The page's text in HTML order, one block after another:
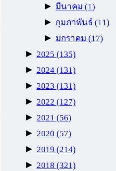
► มีนาคม (1)
► กุมภาพันธ์ (11)
► มกราคม (17)
► 2025 (135)
► 2024 (131)
► 2023 (131)
► 2022 (127)
► 2021 (56)
► 2020 (57)
► 2019 (214)
► 2018 (321)